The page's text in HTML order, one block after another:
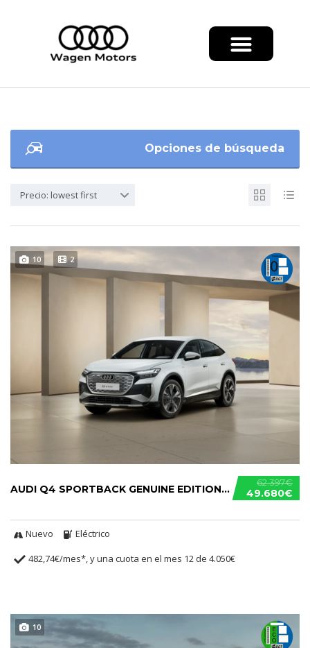
Opciones de búsqueda
Precio: lowest first
10 2
62.397€
49.680€
AUDI Q4 SPORTBACK GENUINE EDITION 45 E-TRON
Nuevo
Eléctrico
482,74€/mes*, y una cuota en el mes 12 de 4.050€
10